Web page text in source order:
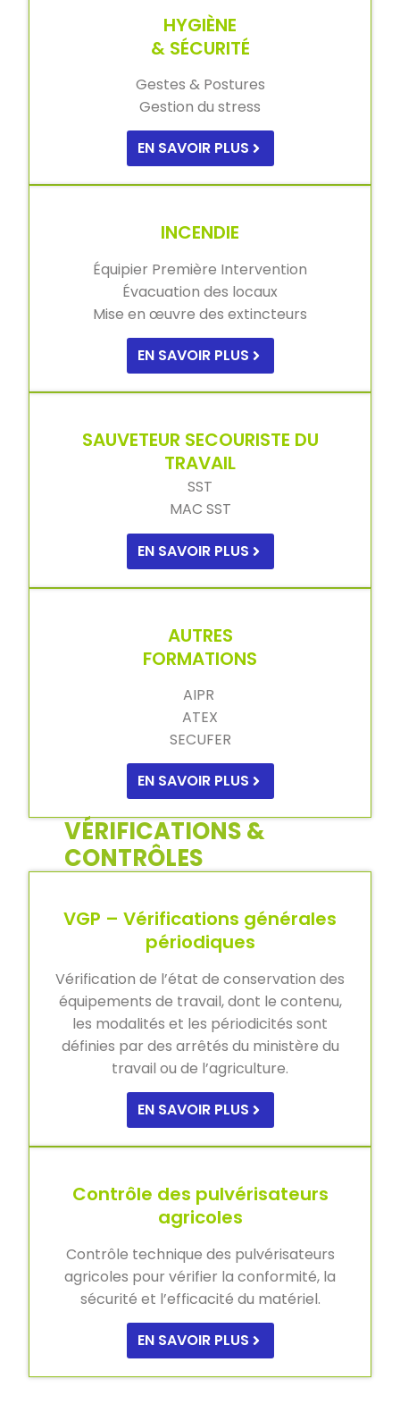
HYGIÈNE
& SÉCURITÉ
Gestes & Postures
Gestion du stress
EN SAVOIR PLUS
INCENDIE
Équipier Première Intervention
Évacuation des locaux
Mise en œuvre des extincteurs
EN SAVOIR PLUS
SAUVETEUR SECOURISTE DU
TRAVAIL
SST
MAC SST
EN SAVOIR PLUS
AUTRES
FORMATIONS
AIPR
ATEX
SECUFER
EN SAVOIR PLUS
VÉRIFICATIONS &
CONTRÔLES
VGP – Vérifications générales
périodiques
Vérification de l’état de conservation des
équipements de travail, dont le contenu,
les modalités et les périodicités sont
définies par des arrêtés du ministère du
travail ou de l’agriculture.
EN SAVOIR PLUS
Contrôle des pulvérisateurs
agricoles
Contrôle technique des pulvérisateurs
agricoles pour vérifier la conformité, la
sécurité et l’efficacité du matériel.
EN SAVOIR PLUS